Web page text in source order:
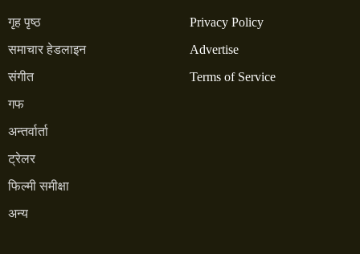
गृह पृष्ठ
समाचार हेडलाइन
संगीत
गफ
अन्तर्वार्ता
ट्रेलर
फिल्मी समीक्षा
अन्य
Privacy Policy
Advertise
Terms of Service